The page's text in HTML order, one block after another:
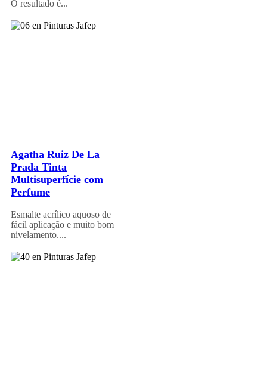
O resultado é...
Agatha Ruiz De La
Prada Tinta
Multisuperfície com
Perfume
Esmalte acrílico aquoso de
fácil aplicação e muito bom
nivelamento....